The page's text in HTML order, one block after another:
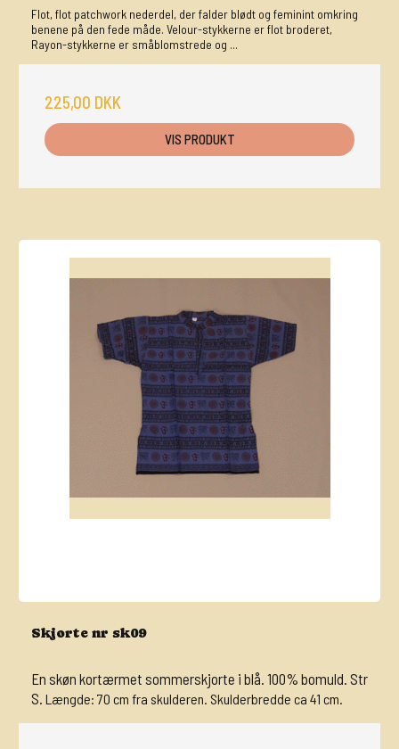
Flot, flot patchwork nederdel, der falder blødt og feminint omkring
benene på den fede måde. Velour-stykkerne er flot broderet,
Rayon-stykkerne er småblomstrede og ...
225,00 DKK
VIS PRODUKT
Skjorte nr sk09
En skøn kortærmet sommerskjorte i blå. 100% bomuld. Str
S. Længde: 70 cm fra skulderen. Skulderbredde ca 41 cm.